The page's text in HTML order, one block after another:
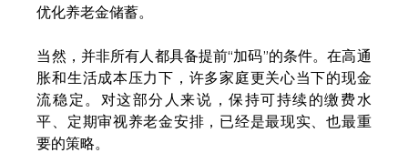
优化养老金储蓄。
当然，并非所有人都具备提前“加码”的条件。在高通
胀和生活成本压力下，许多家庭更关心当下的现金
流稳定。对这部分人来说，保持可持续的缴费水
平、定期审视养老金安排，已经是最现实、也最重
要的策略。